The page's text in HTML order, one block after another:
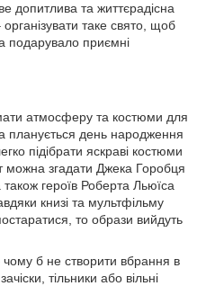
допитлива та життєрадісна
таке свято, щоб
подарувало приємні
атмосферу та костюми для
планується день народження
підібрати яскраві костюми
можна згадати Джека Горобця
героїв Роберта Льюїса
книзі та мультфільму
то образи вийдуть
б не створити вбрання в
тільники або вільні